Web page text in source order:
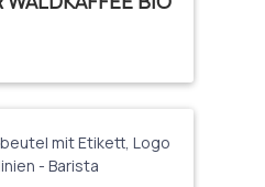
von 4.88 von 5 Sternen